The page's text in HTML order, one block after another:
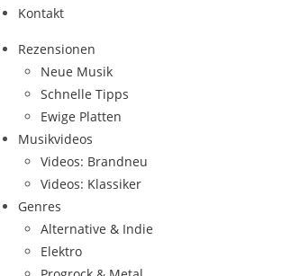
Kontakt
Rezensionen
Neue Musik
Schnelle Tipps
Ewige Platten
Musikvideos
Videos: Brandneu
Videos: Klassiker
Genres
Alternative & Indie
Elektro